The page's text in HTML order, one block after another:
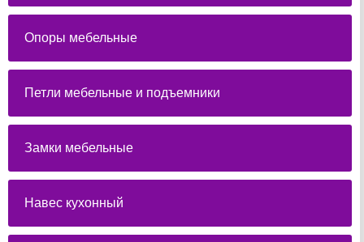
Опоры мебельные
Петли мебельные и подъемники
Замки мебельные
Навес кухонный